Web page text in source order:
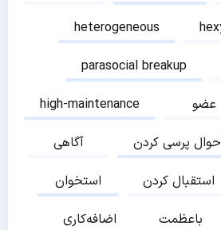
heterogeneous
parasocial breakup
high-maintenance
عضو
آگاهی
پرسی کردن
استخوان
استقبال کردن
اضافه‌کاری
باعظمت